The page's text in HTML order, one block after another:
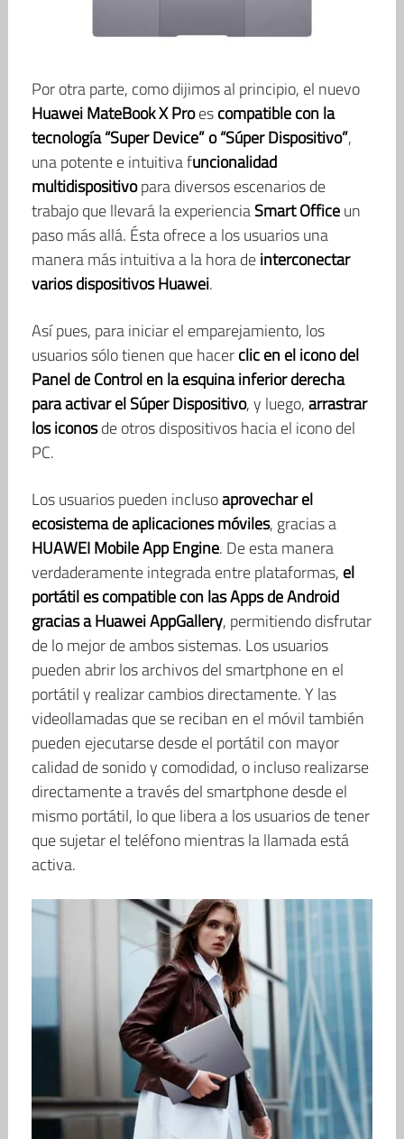
Por otra parte, como dijimos al principio, el nuevo
Huawei MateBook X Proescompatible con la
tecnología “Super Device” o “Súper Dispositivo”,
una potente e intuitiva funcionalidad
multidispositivopara diversos escenarios de
trabajo que llevará la experienciaSmart Officeun
paso más allá. Ésta ofrece a los usuarios una
manera más intuitiva a la hora deinterconectar
varios dispositivos Huawei.
Así pues, para iniciar el emparejamiento, los
usuarios sólo tienen que hacerclic en el icono del
Panel de Control en la esquina inferior derecha
para activar el Súper Dispositivo, y luego,arrastrar
los iconosde otros dispositivos hacia el icono del
PC.
Los usuarios pueden inclusoaprovechar el
ecosistema de aplicaciones móviles, gracias a
HUAWEI Mobile App Engine. De esta manera
verdaderamente integrada entre plataformas, el
portátil es compatible con las Apps de Android
gracias a Huawei AppGallery, permitiendo disfrutar
de lo mejor de ambos sistemas. Los usuarios
pueden abrir los archivos del smartphone en el
portátil y realizar cambios directamente. Y las
videollamadas que se reciban en el móvil también
pueden ejecutarse desde el portátil con mayor
calidad de sonido y comodidad, o incluso realizarse
directamente a través del smartphone desde el
mismo portátil, lo que libera a los usuarios de tener
que sujetar el teléfono mientras la llamada está
activa.